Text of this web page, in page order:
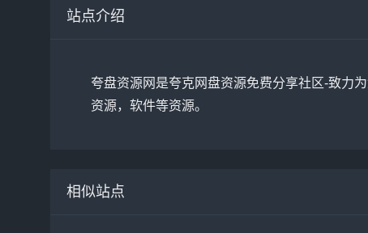
站点介绍
夸盘资源网是夸克网盘资源免费分享社区-致力
资源，软件等资源。
相似站点